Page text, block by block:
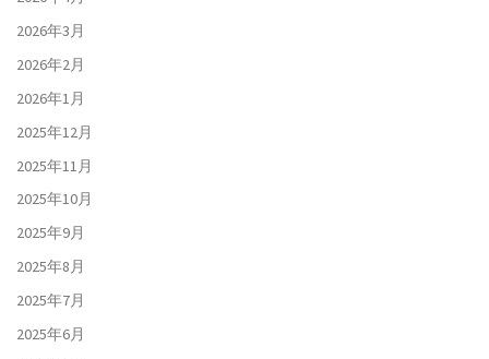
2026年3月
2026年2月
2026年1月
2025年12月
2025年11月
2025年10月
2025年9月
2025年8月
2025年7月
2025年6月